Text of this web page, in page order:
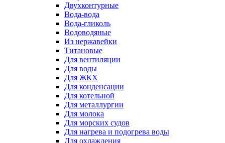
Двухконтурные
Вода-вода
Вода-гликоль
Водоводяные
Из нержавейки
Титановые
Для вентиляции
Для воды
Для ЖКХ
Для конденсации
Для котельной
Для металлургии
Для молока
Для морских судов
Для нагрева и подогрева воды
Для охлаждения